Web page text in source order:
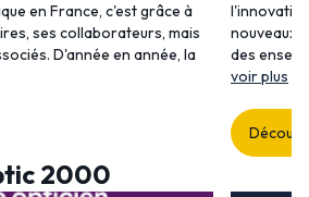
en France, c'est grâce à
ses collaborateurs, mais
D'année en année, la
nouveaux
des
voir plus
2000